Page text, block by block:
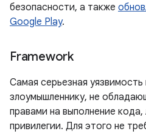
безопасности, а также
Google Play.
Framework
Самая серьезная уязвимость
злоумышленнику, не
правами на выполнение
привилегии. Для этого не